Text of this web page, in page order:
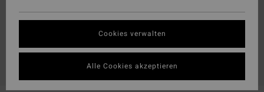
Cookies verwalten
Alle Cookies akzeptieren